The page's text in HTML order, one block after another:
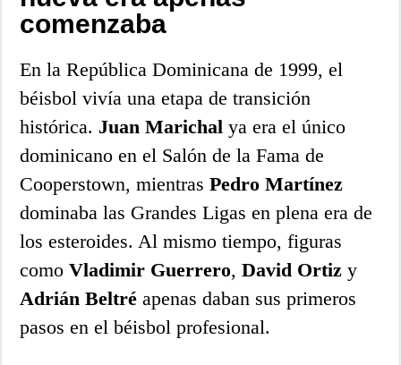
comenzaba
En la República Dominicana de 1999, el
béisbol vivía una etapa de transición
histórica. Juan Marichal ya era el único
dominicano en el Salón de la Fama de
Cooperstown, mientrasPedro Martínez
dominaba las Grandes Ligas en plena era de
los esteroides. Al mismo tiempo, figuras
comoVladimir Guerrero,David Ortiz y
Adrián Beltré apenas daban sus primeros
pasos en el béisbol profesional.